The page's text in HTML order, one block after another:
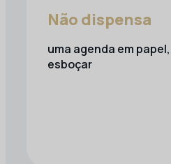
Não dispensa
uma agenda em
esboçar